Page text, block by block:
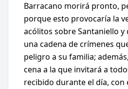
Barracano morirá pronto,
porque esto provocaría la
acólitos sobre Santaniello y
una cadena de crímenes
peligro a su familia;
cena a la que invitará a
recibido durante el día, con